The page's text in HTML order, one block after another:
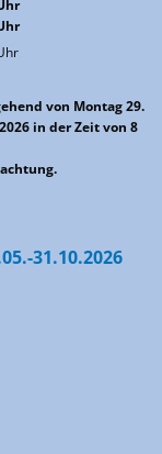
bis 12:00 Uhr
bis 18:00 Uhr
von Montag 29.
in der Zeit von 8
31.10.2026